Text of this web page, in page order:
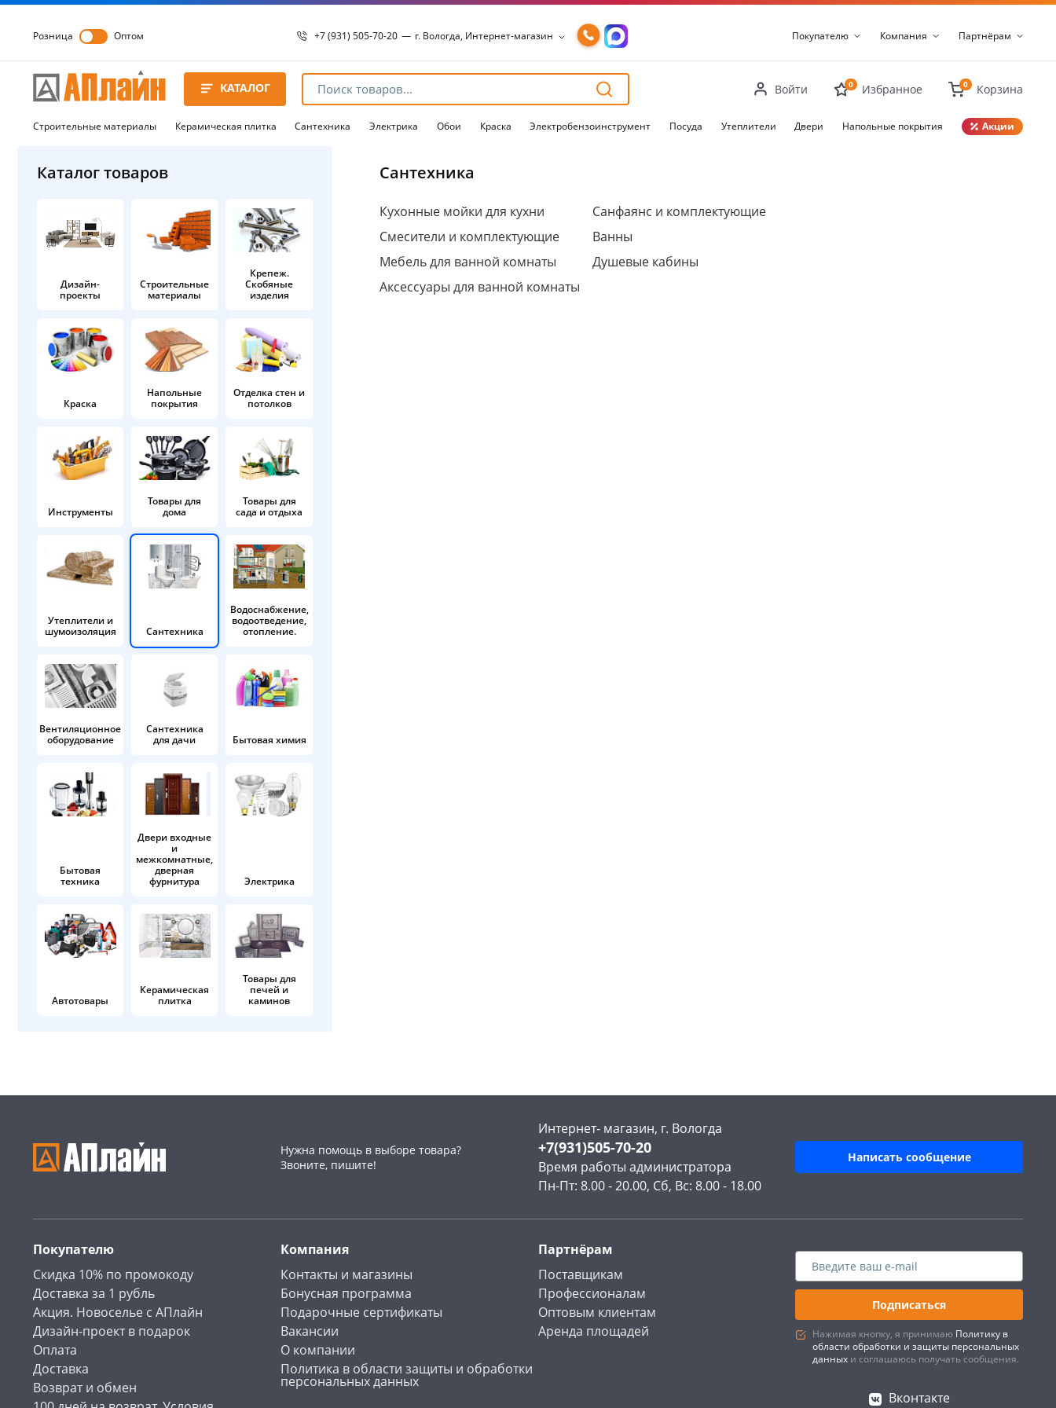
Розница Оптом +7 (931) 505-70-20 — г. Вологда, Интернет-магазин
8 8172 54-15-98
8 8172 54-15-96
г. Вологда, Пошехонское ш., 18
Покупателю Компания Партнёрам
КАТАЛОГ Войти 0 Избранное 0 Корзина
Строительные материалы Керамическая плитка Сантехника Электрика Обои Краска Электробензоинструмент Посуда Утеплители Двери Напольные покрытия Акции
Каталог товаров
Дизайн-
проекты
Строительные
материалы
Крепеж.
Скобяные
изделия
Краска
Напольные
покрытия
Отделка стен и
потолков
Инструменты
Товары для
дома
Товары для
сада и отдыха
Утеплители и
шумоизоляция
Сантехника
Водоснабжение,
водоотведение,
отопление.
Вентиляционное
оборудование
Сантехника
для дачи
Бытовая химия
Бытовая
техника
Двери входные
и
межкомнатные,
дверная
фурнитура
Электрика
Автотовары
Керамическая
плитка
Товары для
печей и
каминов
Сантехника
Кухонные мойки для кухни
Смесители и комплектующие
Мебель для ванной комнаты
Аксессуары для ванной комнаты
Санфаянс и комплектующие
Ванны
Душевые кабины
Нужна помощь в выборе товара?
Звоните, пишите!
Интернет- магазин, г. Вологда
+7(931)505-70-20
Время работы администратора
Пн-Пт: 8.00 - 20.00, Сб, Вс: 8.00 - 18.00
Написать сообщение
Покупателю
Скидка 10% по промокоду
Доставка за 1 рубль
Акция. Новоселье с АПлайн
Дизайн-проект в подарок
Оплата
Доставка
Возврат и обмен
Компания
Контакты и магазины
Бонусная программа
Подарочные сертификаты
Вакансии
О компании
Политика в области защиты и обработки
персональных данных
Партнёрам
Поставщикам
Профессионалам
Оптовым клиентам
Аренда площадей
Подписаться
Нажимая кнопку, я принимаю Политику в
области обработки и защиты персональных
данных и соглашаюсь получать сообщения.
Вконтакте
Для клиентов всех банков
Разбейтеоплату
на части без переплат
раз в 2 недели